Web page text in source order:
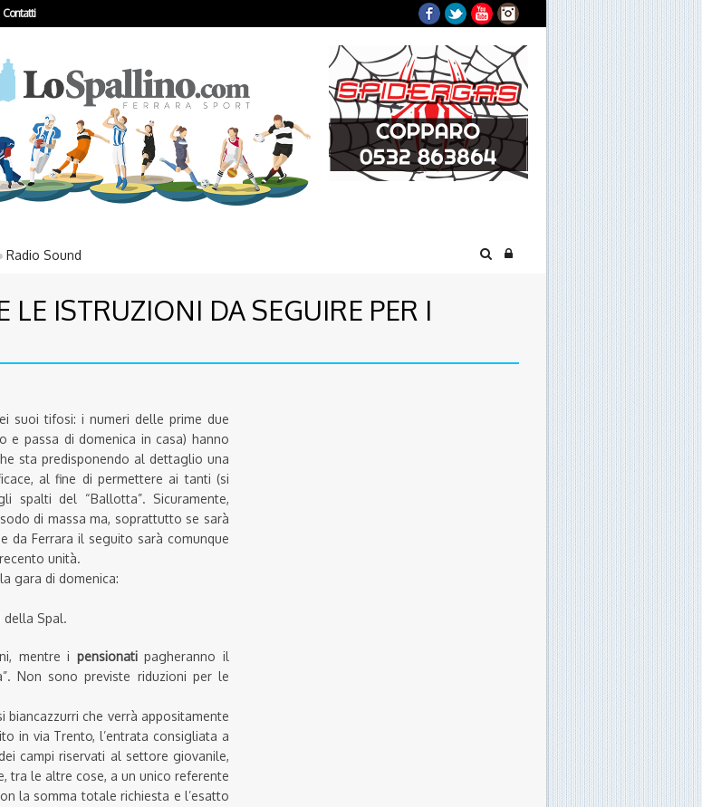
Contatti Facebook
TwitterYouTubeInstagram
Radio Sound
LE ISTRUZIONI DA SEGUIRE PER I
suoi tifosi: i numeri delle prime due
e passa di domenica in casa) hanno
sta predisponendo al dettaglio una
al fine di permettere ai tanti (si
spalti del “Ballotta”. Sicuramente,
di massa ma, soprattutto se sarà
da Ferrara il seguito sarà comunque
unità.
gara di domenica:
Spal.
mentre i pensionatipagheranno il
Non sono previste riduzioni per le
che verrà appositamente
in via Trento, l’entrata consigliata a
campi riservati al settore giovanile,
tra le altre cose, a un unico referente
la somma totale richiesta e l’esatto